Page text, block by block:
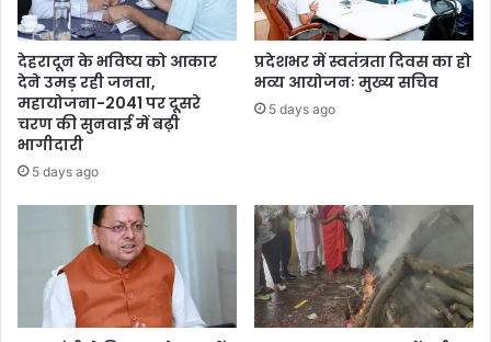
देहरादून के भविष्य को आकार
देने उमड़ रही जनता,
महायोजना-2041 पर दूसरे
चरण की सुनवाई में बढ़ी
भागीदारी
5 days ago
प्रदेशभर में स्वतंत्रता दिवस का हो
भव्य आयोजनः मुख्य सचिव
5 days ago